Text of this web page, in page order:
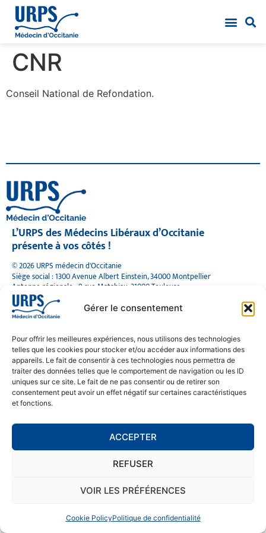
Gérer le consentement
Pour offrir les meilleures expériences, nous utilisons des technologies
telles que les cookies pour stocker et/ou accéder aux informations des
appareils. Le fait de consentir à ces technologies nous permettra de
traiter des données telles que le comportement de navigation ou les ID
uniques sur ce site. Le fait de ne pas consentir ou de retirer son
consentement peut avoir un effet négatif sur certaines caractéristiques
et fonctions.
ACCEPTER
REFUSER
VOIR LES PRÉFÉRENCES
Cookie PolicyPolitique de confidentialité
CNR
Conseil National de Refondation.
L’URPS des Médecins Libéraux d’Occitanie
présente à vos côtés !
© 2026 URPS médecin d'Occitanie
Siège social : 1300 Avenue Albert Einstein, 34000 Montpellier
Antenne régionale : 9 rue Matabiau, 31000 Toulouse
05 61 15 80 90
Accueil : Lundi au Vendredi | 08h30 – 17h30
CONTACT
MENTIONS LÉGALES
POLITIQUE DE CONFIDENTIALITÉ
COOKIE POLICY (EU)
MONTPELLIER